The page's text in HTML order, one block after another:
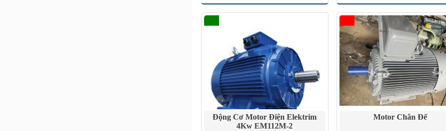
Động Cơ Motor Điện Elektrim
4Kw EM112M-2
Motor Chân Đế